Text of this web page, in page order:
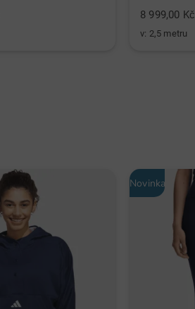
8 999,00 Kč
v: 2,5 metru
Novinka